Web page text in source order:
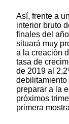
Así, frente a
interior bruto
finales del
situará muy
a la creación
tasa de
de 2019 al
debilitamiento
preparar a la
próximos
primera